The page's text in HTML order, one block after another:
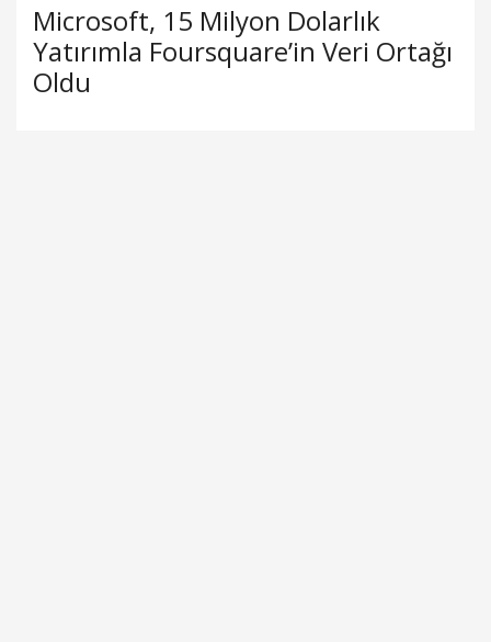
Microsoft, 15 Milyon Dolarlık
Yatırımla Foursquare’in Veri Ortağı
Oldu